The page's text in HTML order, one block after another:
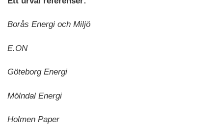
Borås Energi och Miljö
E.ON
Göteborg Energi
Mölndal Energi
Holmen Paper